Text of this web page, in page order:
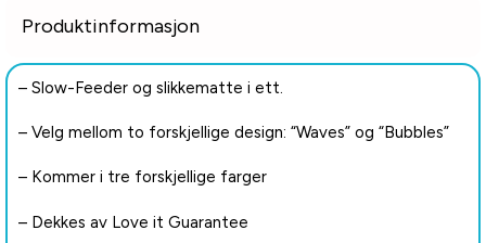
Produktinformasjon
– Slow-Feeder og slikkematte i ett.
– Velg mellom to forskjellige design: “Waves” og “Bubbles”
– Kommer i tre forskjellige farger
– Dekkes av Love it Guarantee